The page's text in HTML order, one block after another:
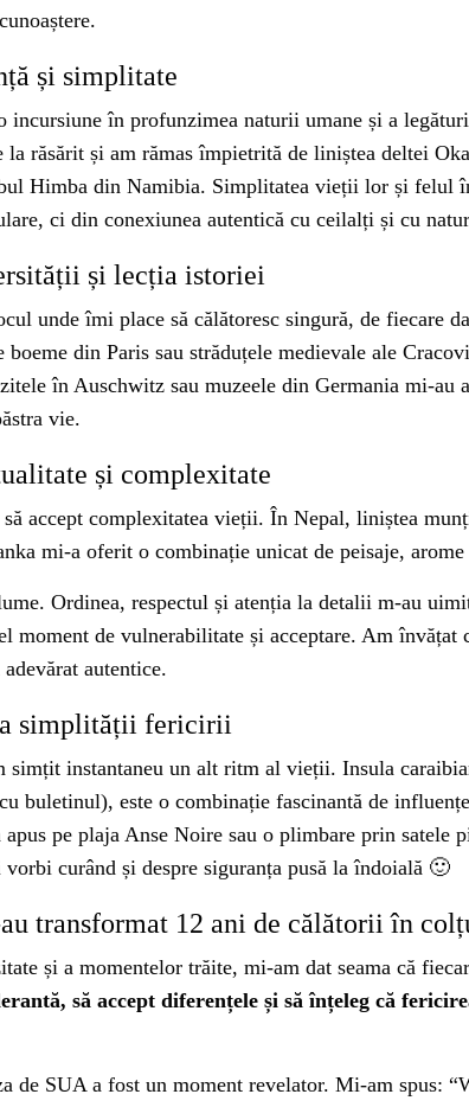
și simplitate
în profunzimea naturii umane și a
răsărit și am rămas împietrită de liniștea deltei
Himba din Namibia. Simplitatea vieții lor și
ci din conexiunea autentică cu ceilalți și cu
și lecția istoriei
unde îmi place să călătoresc singură, de fiecare
din Paris sau străduțele medievale ale
în Auschwitz sau muzeele din Germania mi-au
vie.
și complexitate
accept complexitatea vieții. În Nepal, liniștea
mi-a oferit o combinație unicat de peisaje,
Ordinea, respectul și atenția la detalii m-au
moment de vulnerabilitate și acceptare. Am
autentice.
simplității fericirii
instantaneu un alt ritm al vieții. Insula
buletinul), este o combinație fascinantă de
pe plaja Anse Noire sau o plimbare prin satele
curând și despre siguranța pusă la îndoială 🙂
transformat 12 ani de călătorii în
și a momentelor trăite, mi-am dat seama că
să accept diferențele și să înțeleg că
de SUA a fost un moment revelator. Mi-am spus: